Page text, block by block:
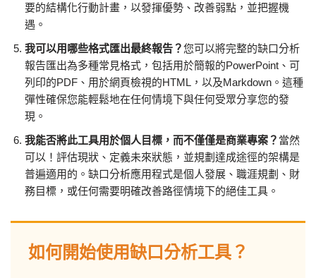
要的結構化行動計畫，以發揮優勢、改善弱點，並把握機
遇。
我可以用哪些格式匯出最終報告？您可以將完整的缺口分析
報告匯出為多種常見格式，包括用於簡報的PowerPoint、可
列印的PDF、用於網頁檢視的HTML，以及Markdown。這種
彈性確保您能輕鬆地在任何情境下與任何受眾分享您的發
現。
我能否將此工具用於個人目標，而不僅僅是商業專案？ 當然
可以！評估現狀、定義未來狀態，並規劃達成途徑的架構是
普遍適用的。缺口分析應用程式是個人發展、職涯規劃、財
務目標，或任何需要明確改善路徑情境下的絕佳工具。
如何開始使用缺口分析工具？